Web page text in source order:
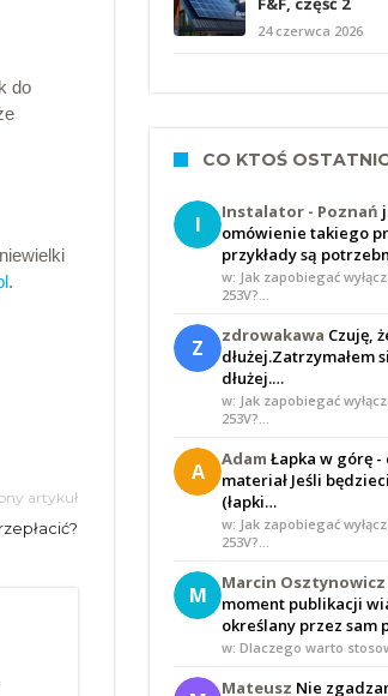
do
.
artykuł
24 czerwca 2026
CO KTOŚ
I Instalator - Poznań
omówienie takiego
przykłady są
w: Jak zapobiegać
253V?…
Z zdrowakawa Czuję,
dłużej.Zatrzymałem
dłużej.…
w: Jak zapobiegać
253V?…
A Adam Łapka w górę -
materiał Jeśli
(łapki…
w: Jak zapobiegać
253V?…
M Marcin Osztynowicz
moment publikacji
określany przez sam
w: Dlaczego warto
Mateusz Nie